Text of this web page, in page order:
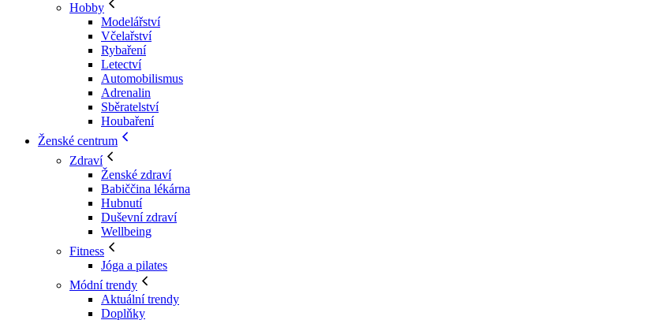
Hobby
Modelářství
Včelařství
Rybaření
Letectví
Automobilismus
Adrenalin
Sběratelství
Houbaření
Ženské centrum
Zdraví
Ženské zdraví
Babiččina lékárna
Hubnutí
Duševní zdraví
Wellbeing
Fitness
Jóga a pilates
Módní trendy
Aktuální trendy
Doplňky